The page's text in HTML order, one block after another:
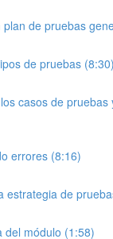
plan de pruebas
de pruebas (8:30)
casos de pruebas
errores (8:16)
estrategia de
del módulo (1:58)